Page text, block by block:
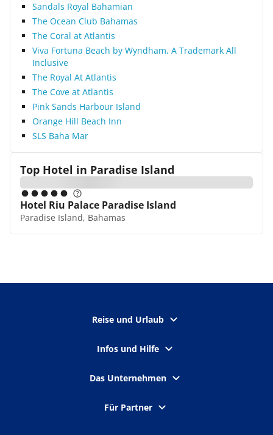
Sandals Royal Bahamian
The Ocean Club Bahamas
The Coral at Atlantis
Viva Fortuna Beach by Wyndham, A Trademark All
Inclusive
The Royal At Atlantis
The Cove at Atlantis
Pink Sands Harbour Island
Orange Hill Beach Inn
SLS Baha Mar
Top Hotel in Paradise Island
Hotel Riu Palace Paradise Island
Paradise Island, Bahamas
Reise und Urlaub
Infos und Hilfe
Das Unternehmen
Für Partner